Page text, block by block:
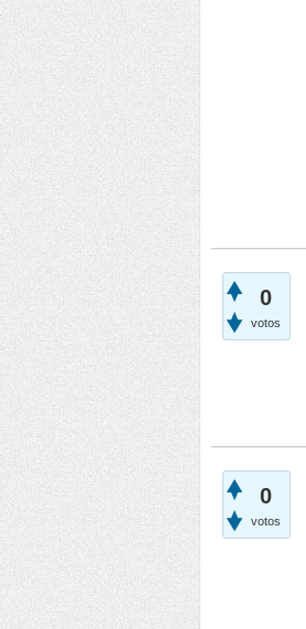
0
votos
0
votos